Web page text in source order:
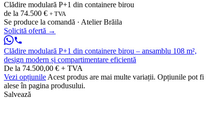
Clădire modulară P+1 din containere birou
de la 74.500 € + TVA
Se produce la comandă · Atelier Brăila
Solicită ofertă →
Clădire modulară P+1 din containere birou – ansamblu 108 m²,
design modern și compartimentare eficientă
De la 74.500,00 € + TVA
Vezi opțiunile Acest produs are mai multe variații. Opțiunile pot fi
alese în pagina produsului.
Salvează